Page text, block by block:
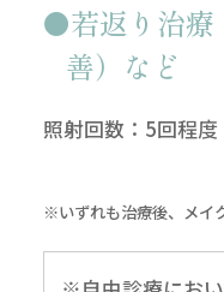
若返り治
善）など
照射回数：5回程度
※いずれも治療後、メイ